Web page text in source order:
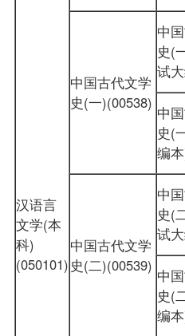
汉语言
文学(本
科)
(050101)
中国古代文学
史(一)(00538)
中
史(
试
中
史(
编
中国古代文学
史(二)(00539)
中
史(
试
中
史(
编